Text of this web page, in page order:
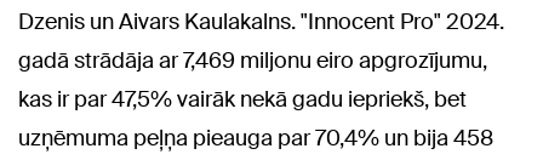
Dzenis un Aivars Kaulakalns. "Innocent Pro" 2024.
gadā strādāja ar 7,469 miljonu eiro apgrozījumu,
kas ir par 47,5% vairāk nekā gadu iepriekš, bet
uzņēmuma peļņa pieauga par 70,4% un bija 458